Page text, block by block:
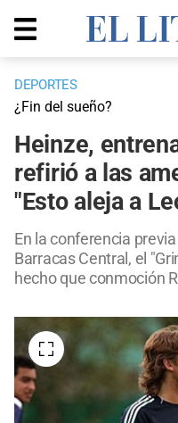
DEPORTES
¿Fin del sueño?
Heinze,
refirió a las
"Esto aleja a
En la conferencia
Barracas Central, el
hecho que conmoción